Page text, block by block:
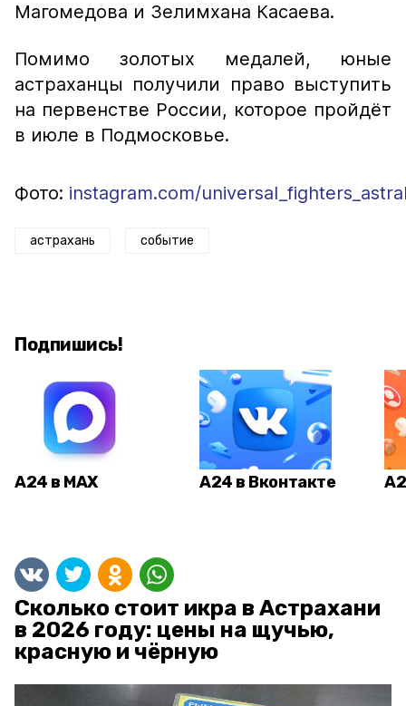
Магомедова и Зелимхана Касаева.
Помимо золотых медалей, юные
астраханцы получили право выступить
на первенстве России, которое пройдёт
в июле в Подмосковье.
Фото: instagram.com/
астрахань событие
Подпишись!
А24 в MAX А24 в Вконтакте
Сколько стоит икра в Астрахани
в 2026 году: цены на щучью,
красную и чёрную